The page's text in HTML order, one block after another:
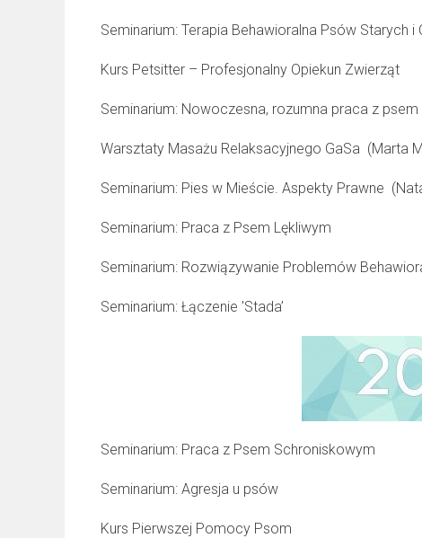
Seminarium: Terapia Behawioralna Psów Starych i
Kurs Petsitter – Profesjonalny Opiekun Zwierząt
Seminarium: Nowoczesna, rozumna praca z psem
Warsztaty Masażu Relaksacyjnego GaSa (Marta
Seminarium: Pies w Mieście. Aspekty Prawne
Seminarium: Praca z Psem Lękliwym
Seminarium: Rozwiązywanie Problemów
Seminarium: Łączenie 'Stada’
Seminarium: Praca z Psem Schroniskowym
Seminarium: Agresja u psów
Kurs Pierwszej Pomocy Psom